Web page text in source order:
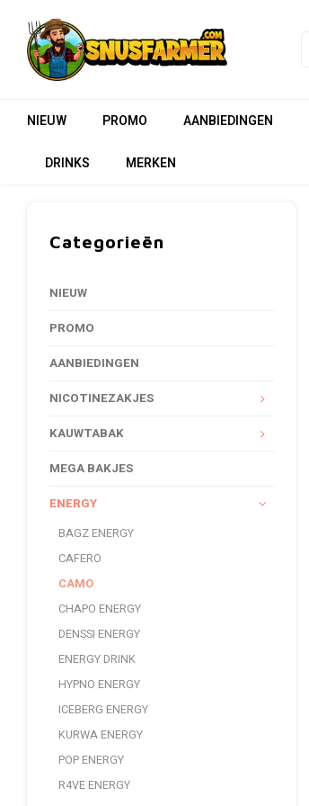
NIEUW PROMO AANBIEDINGEN
DRINKS MERKEN
Categorieën
NIEUW
PROMO
AANBIEDINGEN
NICOTINEZAKJES
KAUWTABAK
MEGA BAKJES
ENERGY
BAGZ ENERGY
CAFERO
CAMO
CHAPO ENERGY
DENSSI ENERGY
ENERGY DRINK
HYPNO ENERGY
ICEBERG ENERGY
KURWA ENERGY
POP ENERGY
R4VE ENERGY